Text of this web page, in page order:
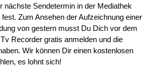
nächste Sendetermin in der Mediathek
Zum Ansehen der Aufzeichnung einer
von gestern musst Du Dich vor dem
Recorder gratis anmelden und die
Wir können Dir einen kostenlosen
es lohnt sich!